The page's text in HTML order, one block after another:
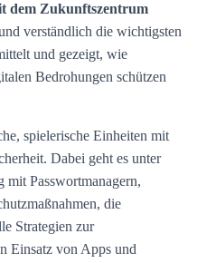
dem Zukunftszentrum
verständlich die wichtigsten
und gezeigt, wie
Bedrohungen schützen
spielerische Einheiten mit
Dabei geht es unter
mit Passwortmanagern,
die
Strategien zur
Einsatz von Apps und